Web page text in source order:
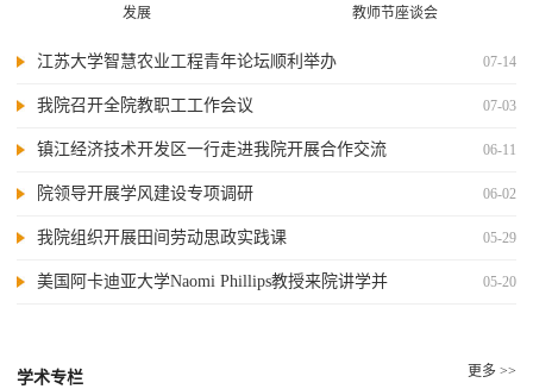
发展
教师节座谈会
江苏大学智慧农业工程青年论坛顺利举办 07-14
我院召开全院教职工工作会议 07-03
镇江经济技术开发区一行走进我院开展合作交流 06-11
院领导开展学风建设专项调研 06-02
我院组织开展田间劳动思政实践课 05-29
美国阿卡迪亚大学Naomi Phillips教授来院讲学并 05-20
更多 >>
学术专栏